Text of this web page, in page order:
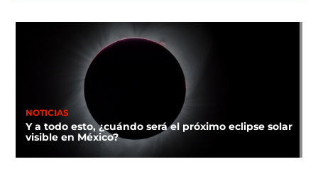
NOTICIAS
Y a todo esto, ¿cuándo será el próximo eclipse solar
visible en México?